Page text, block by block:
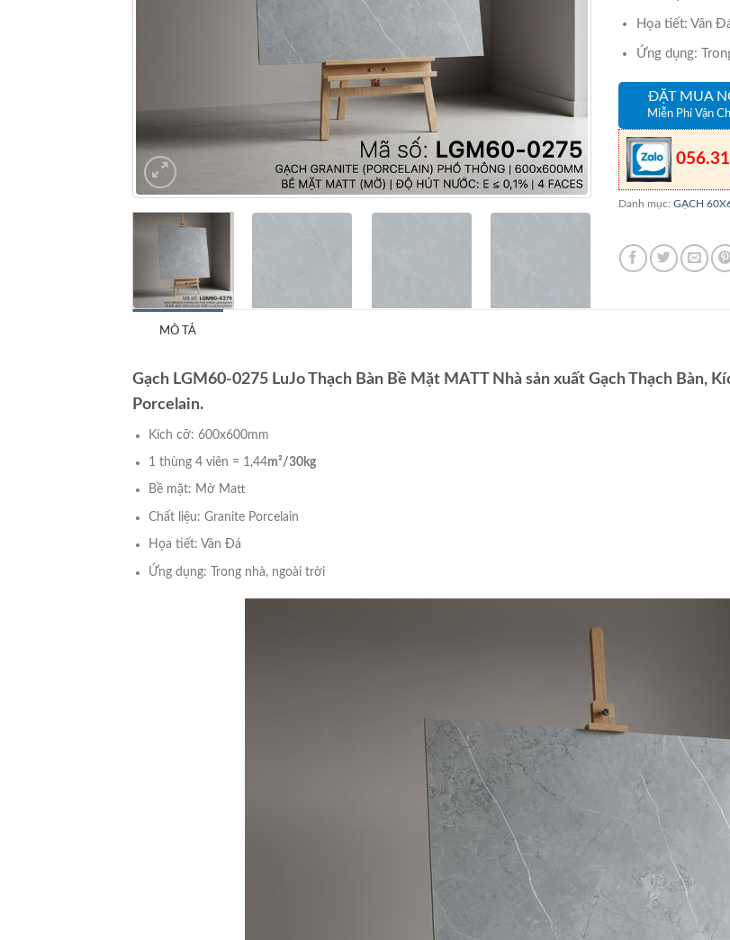
Họa tiết: Vân
Ứng dụng:
ĐẶT MUA
Miễn Phí Vận
Danh mục: GẠCH
MÔ TẢ
Gạch LGM60-0275 LuJo Thạch Bàn Bề Mặt MATT Nhà sản xuất Gạch Thạch Bàn,
Porcelain.
Kích cỡ: 600x600mm
1 thùng 4 viên = 1,44m²/30kg
Bề mặt: Mờ Matt
Chất liệu: Granite Porcelain
Họa tiết: Vân Đá
Ứng dụng: Trong nhà, ngoài trời